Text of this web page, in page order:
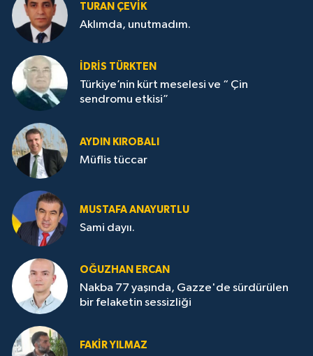
TURAN ÇEVİK
Aklımda, unutmadım.
İDRİS TÜRKTEN
Türkiye’nin kürt meselesi ve “ Çin
sendromu etkisi”
AYDIN KIROBALI
Müflis tüccar
MUSTAFA ANAYURTLU
Sami dayıı.
OĞUZHAN ERCAN
Nakba 77 yaşında, Gazze'de sürdürülen
bir felaketin sessizliği
FAKİR YILMAZ